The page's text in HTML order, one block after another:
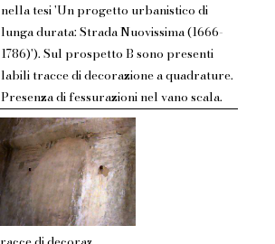
nella tesi 'Un progetto urbanistico di
lunga durata: Strada Nuovissima (1666-
1786)'). Sul prospetto B sono presenti
labili tracce di decorazione a quadrature.
Presenza di fessurazioni nel vano scala.